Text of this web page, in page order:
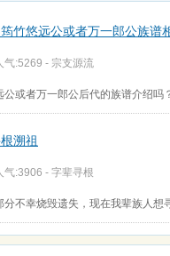
竹悠远公或者万一郎公族谱
气:5269 - 宗支源流
或者万一郎公后代的族谱介绍吗
溯祖
气:3906 - 字辈寻根
分不幸烧毁遗失，现在我辈族人想